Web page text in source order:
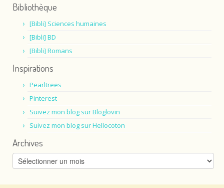
Bibliothèque
[Bibli] Sciences humaines
[Bibli] BD
[Bibli] Romans
Inspirations
Pearltrees
Pinterest
Suivez mon blog sur Bloglovin
Suivez mon blog sur Hellocoton
Archives
Archives